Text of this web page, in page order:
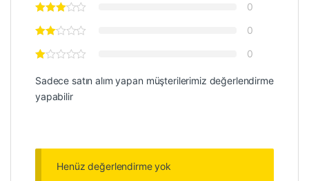
0
0
0
Sadece satın alım yapan müşterilerimiz değerlendirme
yapabilir
Henüz değerlendirme yok